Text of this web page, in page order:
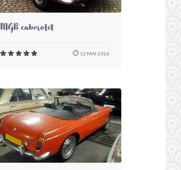
MGB cabriolet
12 MAI 2016